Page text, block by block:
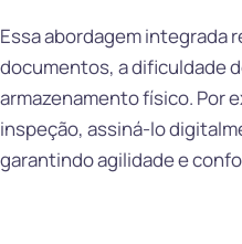
Essa abordagem integrada
documentos, a dificuldade
armazenamento físico. Por
inspeção, assiná-lo
garantindo agilidade e